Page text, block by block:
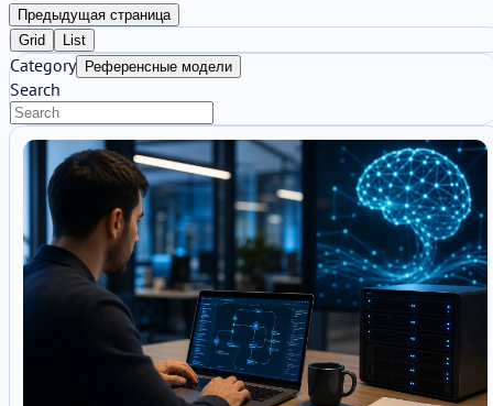
Предыдущая страница
Grid
List
Category Референсные модели
Search